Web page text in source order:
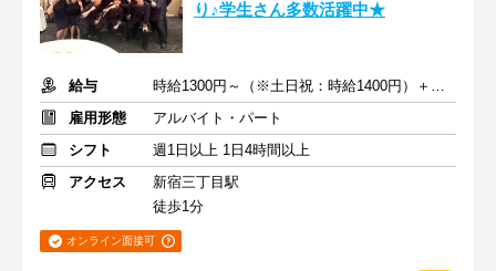
り♪学生さん多数活躍中★
給与
時給1300円～（※土日祝：時給1400円）＋交通費支給
雇用形態
アルバイト・パート
シフト
週1日以上 1日4時間以上
アクセス
新宿三丁目駅
徒歩1分
オンライン面接可